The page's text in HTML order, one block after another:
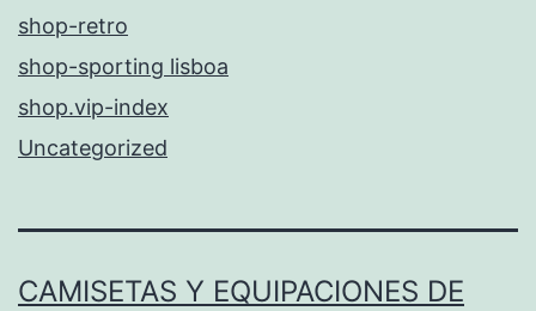
shop-retro
shop-sporting lisboa
shop.vip-index
Uncategorized
CAMISETAS Y EQUIPACIONES DE